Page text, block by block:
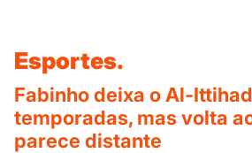
Esportes.
Fabinho deixa o Al-
temporadas, mas volta
parece distante